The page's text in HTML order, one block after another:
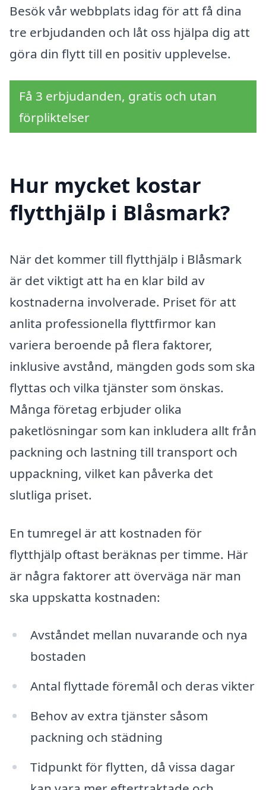
Besök vår webbplats idag för att få dina
tre erbjudanden och låt oss hjälpa dig att
göra din flytt till en positiv upplevelse.
Få 3 erbjudanden, gratis och utan
förpliktelser
Hur mycket kostar
flytthjälp i Blåsmark?
När det kommer till flytthjälp i Blåsmark
är det viktigt att ha en klar bild av
kostnaderna involverade. Priset för att
anlita professionella flyttfirmor kan
variera beroende på flera faktorer,
inklusive avstånd, mängden gods som ska
flyttas och vilka tjänster som önskas.
Många företag erbjuder olika
paketlösningar som kan inkludera allt från
packning och lastning till transport och
uppackning, vilket kan påverka det
slutliga priset.
En tumregel är att kostnaden för
flytthjälp oftast beräknas per timme. Här
är några faktorer att överväga när man
ska uppskatta kostnaden:
Avståndet mellan nuvarande och nya
bostaden
Antal flyttade föremål och deras vikter
Behov av extra tjänster såsom
packning och städning
Tidpunkt för flytten, då vissa dagar